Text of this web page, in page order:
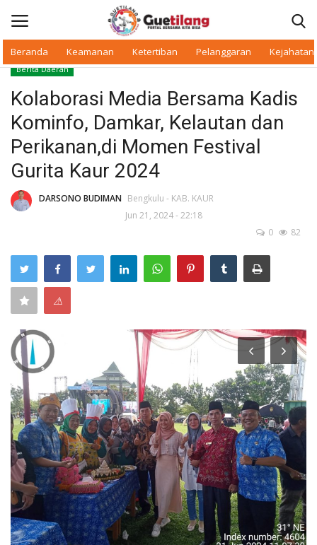
Beranda Keamanan Ketertiban Pelanggaran Kejahatan
Beranda
Daerah
Makan Bergizi
Pelanggaran
Ketertiban
Keamanan
Kejahatan
Cybers Event
UMKM & Ekonomi Kreatif
Pekerja Migran Indonesia
Ekonomi
Berita Daerah
Kolaborasi Media Bersama Kadis
Kominfo, Damkar, Kelautan dan
Perikanan,di Momen Festival
Gurita Kaur 2024
DARSONO BUDIMAN Bengkulu - KAB. KAUR
Jun 21, 2024 - 22:18
0
82
⚠